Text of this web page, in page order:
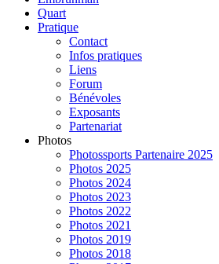
Quart
Pratique
Contact
Infos pratiques
Liens
Forum
Bénévoles
Exposants
Partenariat
Photos
Photossports Partenaire 2025
Photos 2025
Photos 2024
Photos 2023
Photos 2022
Photos 2021
Photos 2019
Photos 2018